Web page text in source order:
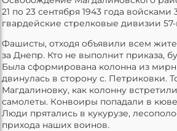
21 по 23 сентября 1943 года войсками
гвардейские стрелковые дивизии
Фашисты, отходя объявили всем
за Днепр. Кто не выполнит приказа,
Была сформирована колонна из
двинулась в сторону с. Петриковки.
Магдалиновку, как колонну
самолеты. Конвоиры попадали в
Люди прятались в кукурузе,
прихода наших воинов.